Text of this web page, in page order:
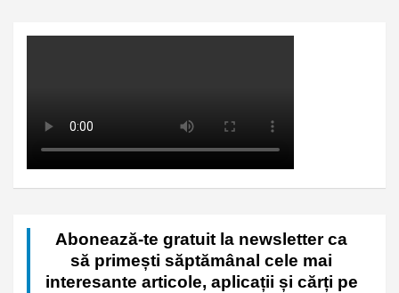
Abonează-te gratuit la newsletter ca
să primești săptămânal cele mai
interesante articole, aplicații și cărți pe